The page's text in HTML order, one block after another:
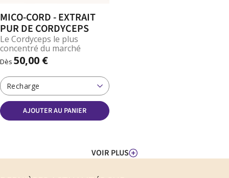
MICO-CORD - EXTRAIT
PUR DE CORDYCEPS
Le Cordyceps le plus
concentré du marché
Dès 50,00 €
Recharge
AJOUTER AU PANIER
VOIR PLUS